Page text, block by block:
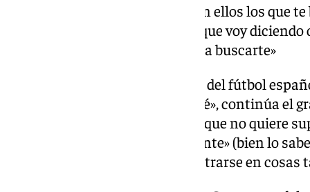
«Los proyectos de fútbol son ellos los que
yo voy con una pancarta o que voy
que alguien tiene que venir a buscarte»
Según la versión del exdirigente del fútbol
de ser CEO. «Ya veremos, no lo sé», continúa
encontrarse en un momento el que no quiere
cambia en cuestión de un instante» (bien lo
últimos dos años) y prefiere centrarse en cosas